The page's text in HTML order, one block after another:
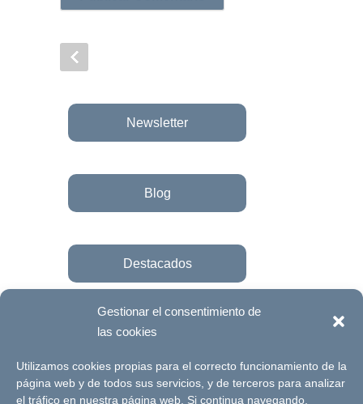
Gestionar el consentimiento de
las cookies
Utilizamos cookies propias para el correcto funcionamiento de la
página web y de todos sus servicios, y de terceros para analizar
el tráfico en nuestra página web. Si continua navegando,
Newsletter
Blog
Destacados
Únete a la fundación